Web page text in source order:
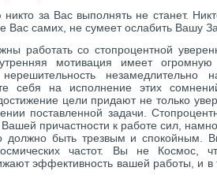
за Вас выполнять не станет.
Вас самих, не сумеет ослабить Вашу
работать со стопроцентной
мотивация имеет огромную
незамедлительно
себя на исполнение этих
цели придают не только
поставленной задачи.
причастности к работе сил,
быть трезвым и спокойным.
частот. Вы не Космос,
эффективность вашей работы, и в